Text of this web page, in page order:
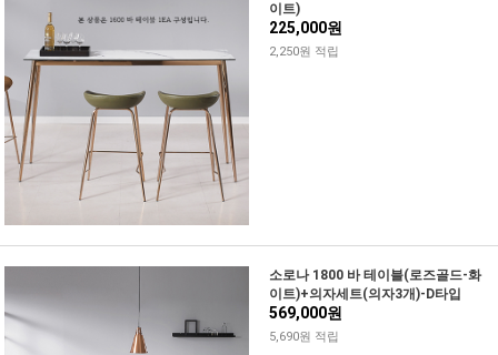
이트)
225,000원
2,250원 적립
소로나 1800 바 테이블(로즈골드-화
이트)+의자세트(의자3개)-D타입
569,000원
5,690원 적립